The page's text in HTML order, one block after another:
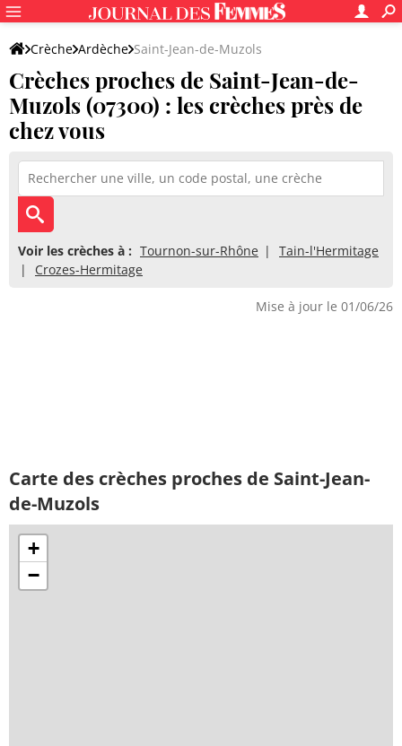
Crèche Ardèche Saint-Jean-de-Muzols
Crèches proches de Saint-Jean-de-
Muzols (07300) : les crèches près de
chez vous
Voir les crèches à : Tournon-sur-Rhône
Tain-l'Hermitage
Crozes-Hermitage
Mise à jour le 01/06/26
Carte des crèches proches de Saint-Jean-
de-Muzols
+
−